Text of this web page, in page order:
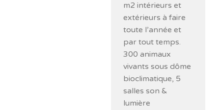
m2 intérieurs et
extérieurs à faire
toute l’année et
par tout temps.
300 animaux
vivants sous dôme
bioclimatique, 5
salles son &
lumière